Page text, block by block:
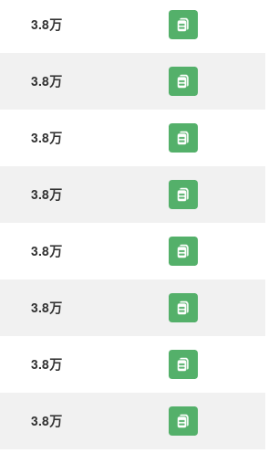
3.8万
3.8万
3.8万
3.8万
3.8万
3.8万
3.8万
3.8万